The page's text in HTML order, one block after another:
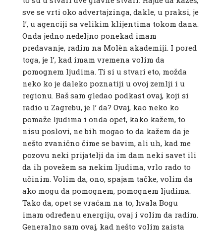
sve se vrti oko advertajzinga, dakle, u praksi, je
l’, u agenciji sa velikim klijentima tokom dana.
Onda jedno nedeljno ponekad imam
predavanje, radim na Molèn akademiji. I pored
toga, je l’, kad imam vremena volim da
pomognem ljudima. Ti si u stvari eto, možda
neko ko je daleko poznatiji u ovoj zemlji i u
regionu. Baš sam gledao podkast ovaj, koji si
radio u Zagrebu, je l’ da? Ovaj, kao neko ko
pomaže ljudima i onda opet, kako kažem, to
nisu poslovi, ne bih mogao to da kažem da je
nešto zvanično čime se bavim, ali uh, kad me
pozovu neki prijatelji da im dam neki savet ili
da ih povežem sa nekim ljudima, vrlo rado to
učinim. Volim da, ono, spajam tačke, volim da
ako mogu da pomognem, pomognem ljudima.
Tako da, opet se vraćam na to, hvala Bogu
imam određenu energiju, ovaj i volim da radim.
Generalno sam ovaj, kad nešto volim zaista